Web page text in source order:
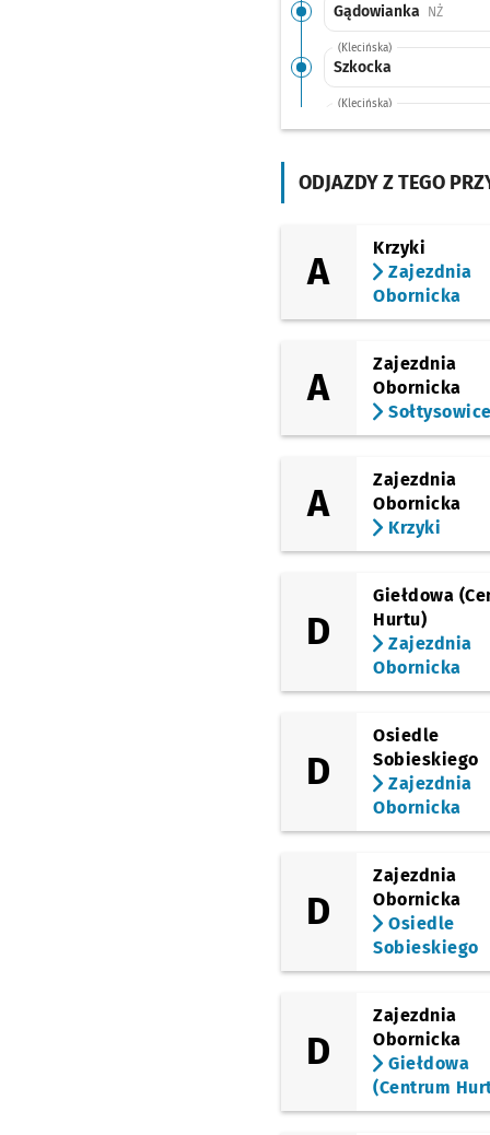
Gądowianka NŻ
(Klecińska)
Szkocka
(Klecińska)
(Klecińska)
(Grabiszyńska)
ODJAZDY Z TEGO
A
Krzyki
Zajezdnia
Obornicka
A
Zajezdnia
Obornicka
Sołtysowice
A
Zajezdnia
Obornicka
Krzyki
D
Giełdowa
Hurtu)
Zajezdnia
Obornicka
D
Osiedle
Sobieskiego
Zajezdnia
Obornicka
D
Zajezdnia
Obornicka
Osiedle
Sobieskiego
D
Zajezdnia
Obornicka
Giełdowa
(Centrum